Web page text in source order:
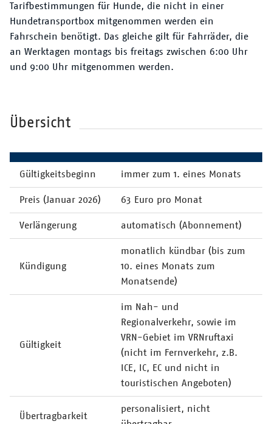
Tarifbestimmungen für Hunde, die nicht in einer
Hundetransportbox mitgenommen werden ein
Fahrschein benötigt. Das gleiche gilt für Fahrräder, die
an Werktagen montags bis freitags zwischen 6:00 Uhr
und 9:00 Uhr mitgenommen werden.
Übersicht
Gültigkeitsbeginn immer zum 1. eines Monats
Preis (Januar 2026) 63 Euro pro Monat
Verlängerung automatisch (Abonnement)
Kündigung
monatlich kündbar (bis zum
10. eines Monats zum
Monatsende)
Gültigkeit
im Nah- und
Regionalverkehr, sowie im
VRN-Gebiet im VRNruftaxi
(nicht im Fernverkehr, z.B.
ICE, IC, EC und nicht in
touristischen Angeboten)
Übertragbarkeit
personalisiert, nicht